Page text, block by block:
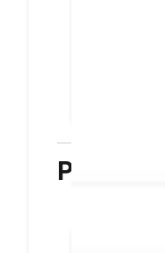
Plugin